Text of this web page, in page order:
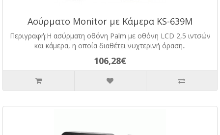
Ασύρματο Monitor με Κάμερα KS-639M
Περιγραφή:Η ασύρματη οθόνη Palm με οθόνη LCD 2,5 ιντσών
και κάμερα, η οποία διαθέτει νυχτερινή όραση..
106,28€